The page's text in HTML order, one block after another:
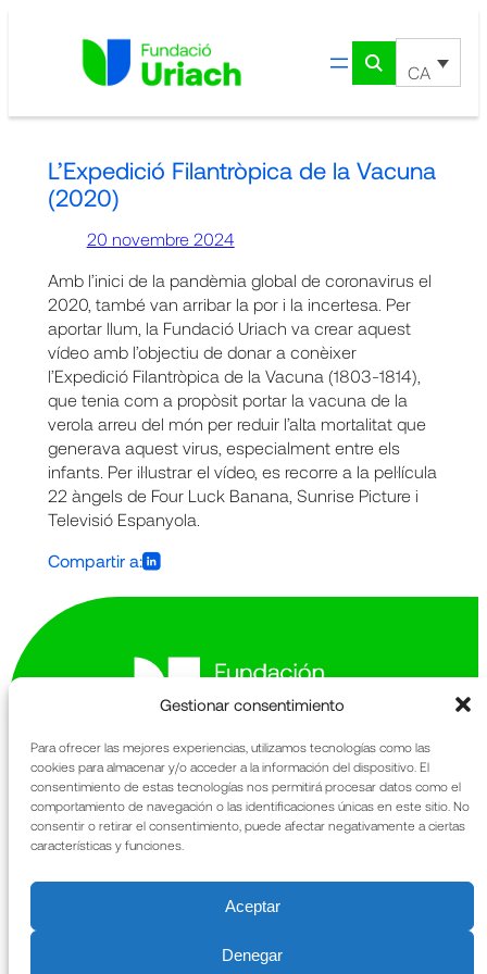
Gestionar consentimiento
Para ofrecer las mejores experiencias, utilizamos tecnologías como las
cookies para almacenar y/o acceder a la información del dispositivo. El
consentimiento de estas tecnologías nos permitirá procesar datos como el
comportamiento de navegación o las identificaciones únicas en este sitio. No
consentir o retirar el consentimiento, puede afectar negativamente a ciertas
características y funciones.
Aceptar
Denegar
CA
L’Expedició Filantròpica de la Vacuna
(2020)
20 novembre 2024
Amb l’inici de la pandèmia global de coronavirus el
2020, també van arribar la por i la incertesa. Per
aportar llum, la Fundació Uriach va crear aquest
vídeo amb l’objectiu de donar a conèixer
l’Expedició Filantròpica de la Vacuna (1803-1814),
que tenia com a propòsit portar la vacuna de la
verola arreu del món per reduir l’alta mortalitat que
generava aquest virus, especialment entre els
infants. Per il·lustrar el vídeo, es recorre a la pel·lícula
22 àngels de Four Luck Banana, Sunrise Picture i
Televisió Espanyola.
Compartir a:
Avinguda de la Generalitat 163-167
Sant Cugat del Vallès
08174 Barcelona